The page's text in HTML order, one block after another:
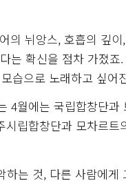
의 뉘앙스, 호흡의 깊
는 확신을 점차 가졌
습으로 노래하고 싶어
4월에는 국립합창단과
립합창단과 모차르트
는 것, 다른 사람에